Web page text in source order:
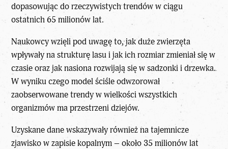
dopasowując do rzeczywistych trendów w ciągu
ostatnich 65 milionów lat.
Naukowcy wzięli pod uwagę to, jak duże zwierzęta
wpływały na strukturę lasu i jak ich rozmiar zmieniał się w
czasie oraz jak nasiona rozwijają się w sadzonki i drzewka.
W wyniku czego model ściśle odwzorował
zaobserwowane trendy w wielkości wszystkich
organizmów ma przestrzeni dziejów.
Uzyskane dane wskazywały również na tajemnicze
zjawisko w zapisie kopalnym – około 35 milionów lat